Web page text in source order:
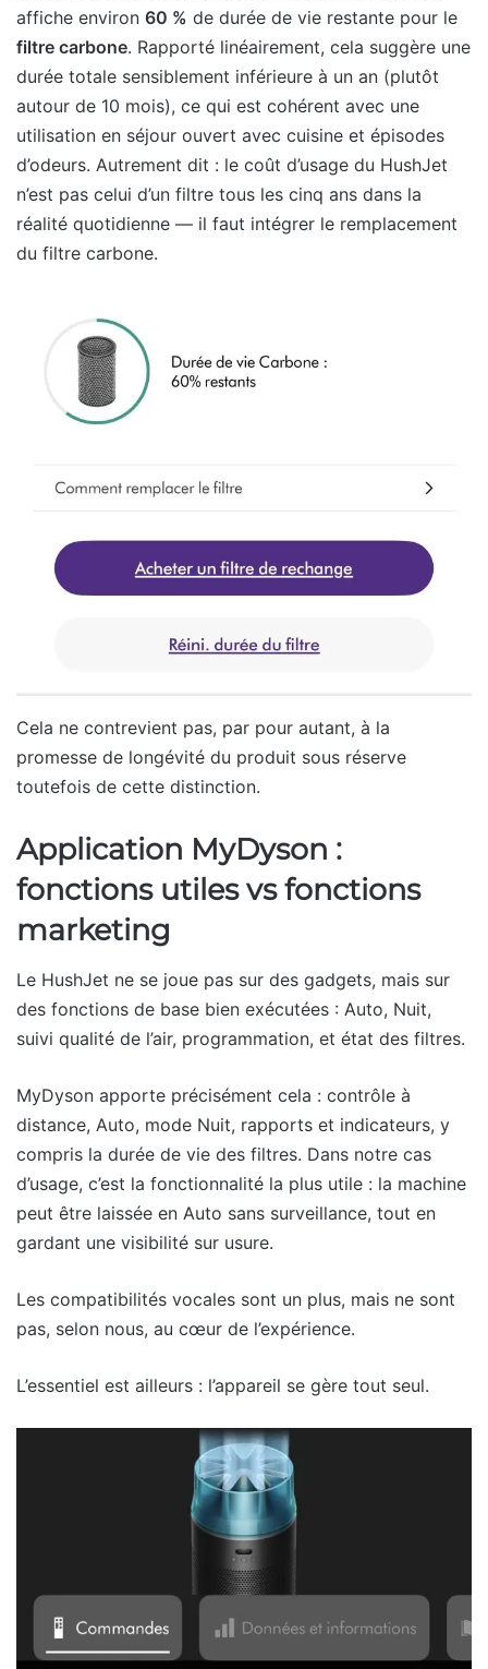
affiche environ 60 % de durée de vie restante pour le
filtre carbone. Rapporté linéairement, cela suggère une
durée totale sensiblement inférieure à un an (plutôt
autour de 10 mois), ce qui est cohérent avec une
utilisation en séjour ouvert avec cuisine et épisodes
d’odeurs. Autrement dit : le coût d’usage du HushJet
n’est pas celui d’un filtre tous les cinq ans dans la
réalité quotidienne — il faut intégrer le remplacement
du filtre carbone.
Cela ne contrevient pas, par pour autant, à la
promesse de longévité du produit sous réserve
toutefois de cette distinction.
Application MyDyson :
fonctions utiles vs fonctions
marketing
Le HushJet ne se joue pas sur des gadgets, mais sur
des fonctions de base bien exécutées : Auto, Nuit,
suivi qualité de l’air, programmation, et état des filtres.
MyDyson apporte précisément cela : contrôle à
distance, Auto, mode Nuit, rapports et indicateurs, y
compris la durée de vie des filtres. Dans notre cas
d’usage, c’est la fonctionnalité la plus utile : la machine
peut être laissée en Auto sans surveillance, tout en
gardant une visibilité sur usure.
Les compatibilités vocales sont un plus, mais ne sont
pas, selon nous, au cœur de l’expérience.
L’essentiel est ailleurs : l’appareil se gère tout seul.